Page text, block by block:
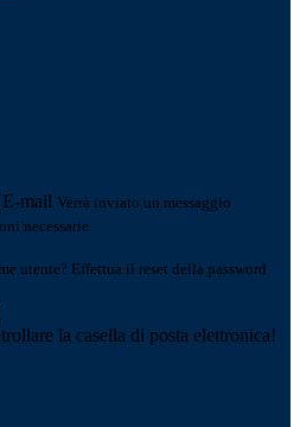
E-mail Verrà inviato un messaggio
necessarie.
utente? Effettua il reset della password
la casella di posta elettronica!